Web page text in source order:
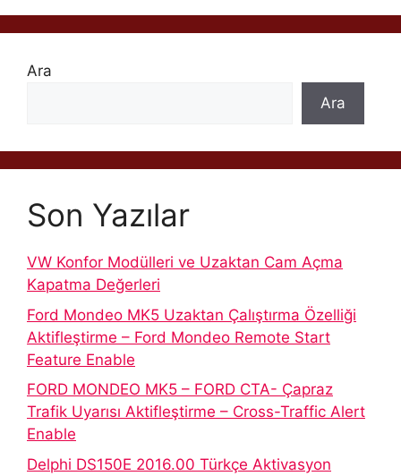
Ara
Ara
Son Yazılar
VW Konfor Modülleri ve Uzaktan Cam Açma
Kapatma Değerleri
Ford Mondeo MK5 Uzaktan Çalıştırma Özelliği
Aktifleştirme – Ford Mondeo Remote Start
Feature Enable
FORD MONDEO MK5 – FORD CTA- Çapraz
Trafik Uyarısı Aktifleştirme – Cross-Traffic Alert
Enable
Delphi DS150E 2016.00 Türkçe Aktivasyon